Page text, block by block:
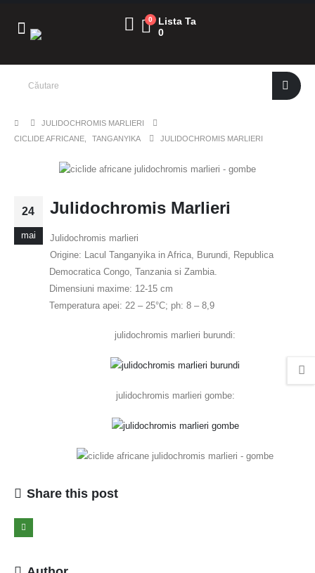
0
Lista Ta
0
JULIDOCHROMIS MARLIERI
CICLIDE AFRICANE
TANGANYIKA JULIDOCHROMIS MARLIERI
24
mai
Julidochromis Marlieri
Julidochromis marlieri
Origine: Lacul Tanganyika in Africa, Burundi, Republica
Democratica Congo, Tanzania si Zambia.
Dimensiuni maxime: 12-15 cm
Temperatura apei: 22 – 25°C; ph: 8 – 8,9
julidochromis marlieri burundi:
julidochromis marlieri gombe:
Share this post